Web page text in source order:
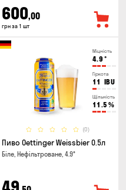
600,00
грн за 1 шт
Міцність
4.9 °
Гіркота
11 IBU
Щільність
11.5 %
(0)
Пиво Oettinger Weissbier 0.5л
Біле, Нефільтроване, 4.9°